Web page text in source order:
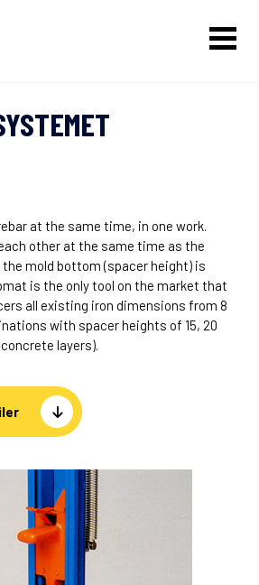
at the same time, in one work.
other at the same time as the
mold bottom (spacer height) is
is the only tool on the market that
all existing iron dimensions from 8
with spacer heights of 15, 20
layers).